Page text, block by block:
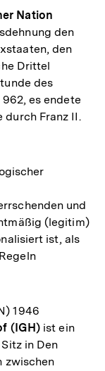
Nation
den
den
Drittel
des
es endete
durch Franz II.
und
(legitim)
ist, als
1946
(IGH)ist ein
in Den
zwischen